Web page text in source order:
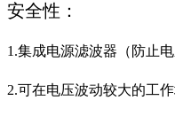
安全性：
1.集成电源滤波器（防止
2.可在电压波动较大的工